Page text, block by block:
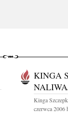
KINGA
Kinga
czerwca 2006